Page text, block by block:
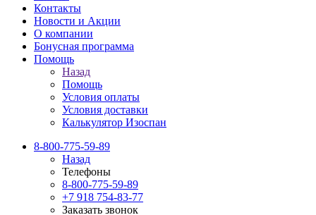
Контакты
Новости и Акции
О компании
Бонусная программа
Помощь
Назад
Помощь
Условия оплаты
Условия доставки
Калькулятор Изоспан
8-800-775-59-89
Назад
Телефоны
8-800-775-59-89
+7 918 754-83-77
Заказать звонок